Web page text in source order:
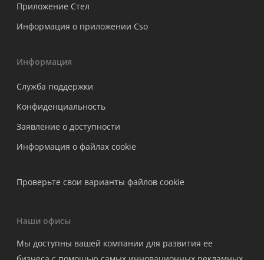
Приложение Стел
Информация о приложении Cso
Информация
Служба поддержки
Конфиденциальность
Заявление о доступности
Информация о файлах cookie
Проверьте свои варианты файлов cookie
Наши офисы
Мы доступны вашей компании для развития ее